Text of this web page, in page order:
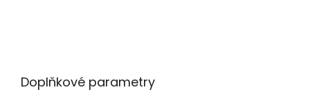
Doplňkové parametry